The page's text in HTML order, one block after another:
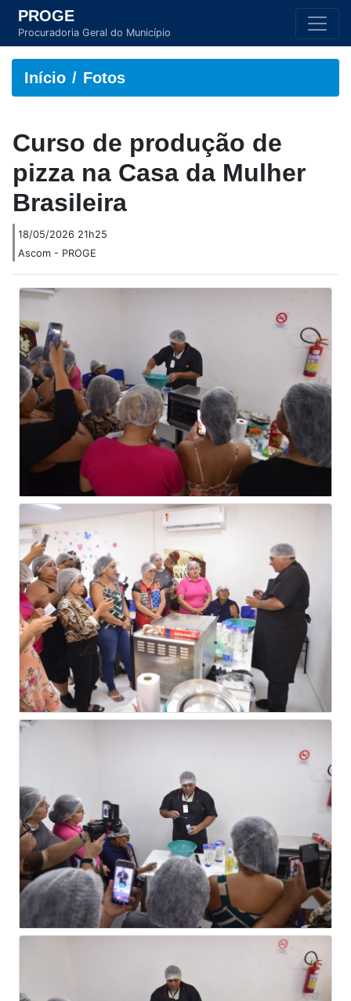
PROGE
Procuradoria Geral do Município
Início Fotos
Curso de produção de
pizza na Casa da Mulher
Brasileira
18/05/2026 21h25
Ascom - PROGE